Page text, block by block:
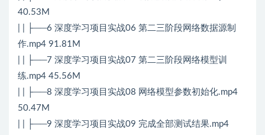
40.53M
| | ├──6 深度学习项目实战06 第二三阶段网络数据源制
作.mp4 91.81M
| | ├──7 深度学习项目实战07 第二三阶段网络模型训
练.mp4 45.56M
| | ├──8 深度学习项目实战08 网络模型参数初始化.mp4
50.47M
| | ├──9 深度学习项目实战09 完成全部测试结果.mp4